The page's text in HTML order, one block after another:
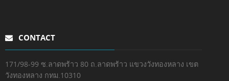
CONTACT
171/98-99 ซ.ลาดพร้าว 80 ถ.ลาดพร้าว แขวงวังทองหลาง เขต
วังทองหลาง กทม.10310